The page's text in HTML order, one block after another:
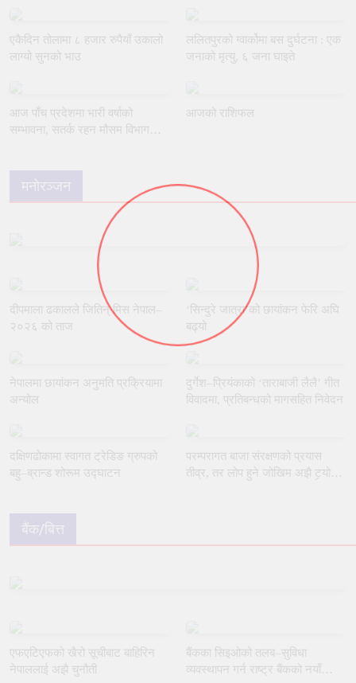
एकैदिन तोलामा ८ हजार रुपैयाँ उकालो
लाग्यो सुनको भाउ
ललितपुरको ग्वार्कोमा बस दुर्घटना : एक
जनाको मृत्यु, ६ जना घाइते
आज पाँच प्रदेशमा भारी वर्षाको
सम्भावना, सतर्क रहन मौसम विभागको
आजको राशिफल
मनोरञ्जन
दीपमाला ढकालले जितिन् मिस नेपाल–
२०२६ को ताज
‘सिन्दुरे जात्रा’को छायांकन फेरि अघि
बढ्यो
नेपालमा छायांकन अनुमति प्रक्रियामा
अन्योल
दुर्गेश–प्रियंकाको ‘ताराबाजी लैलै’ गीत
विवादमा, प्रतिबन्धको मागसहित निवेदन
दक्षिणढोकामा स्वागत ट्रेडिङ ग्रुपको
बहु–ब्रान्ड शोरूम उद्घाटन
परम्परागत बाजा संरक्षणको प्रयास
तीव्र, तर लोप हुने जोखिम अझै टर्‍यो
बैंक/बित्त
एफएटिएफको खैरो सूचीबाट बाहिरिन
नेपाललाई अझै चुनौती
बैंकका सिइओको तलब–सुविधा
व्यवस्थापन गर्न राष्ट्र बैंकको नयाँ